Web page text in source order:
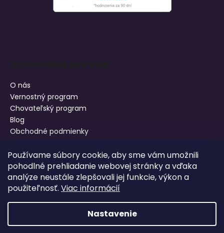
Používame súbory cookie, aby sme vám umožnili
pohodlné prehliadanie webovej stránky a vďaka
analýze neustále zlepšovali jej funkcie, výkon a
použiteľnosť. Viac informácií
Nastavenie
Dovoľujeme si Vás upozorniť, že od 13.8.2026 do 21.8.2026
O nás
Vernostný program
Chovateľský program
Blog
Obchodné podmienky
Podmienky ochrany osobných údajov
Doprava a platba
Reklamácia tovaru
Vrátenie tovaru
Moja objednávka